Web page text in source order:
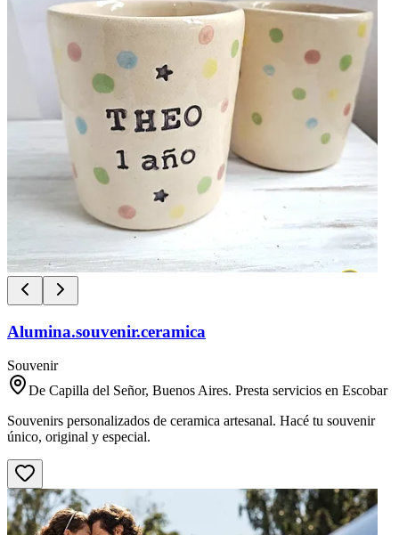
Alumina.souvenir.ceramica
Souvenir
De Capilla del Señor, Buenos Aires. Presta servicios en Escobar
Souvenirs personalizados de ceramica artesanal. Hacé tu souvenir
único, original y especial.